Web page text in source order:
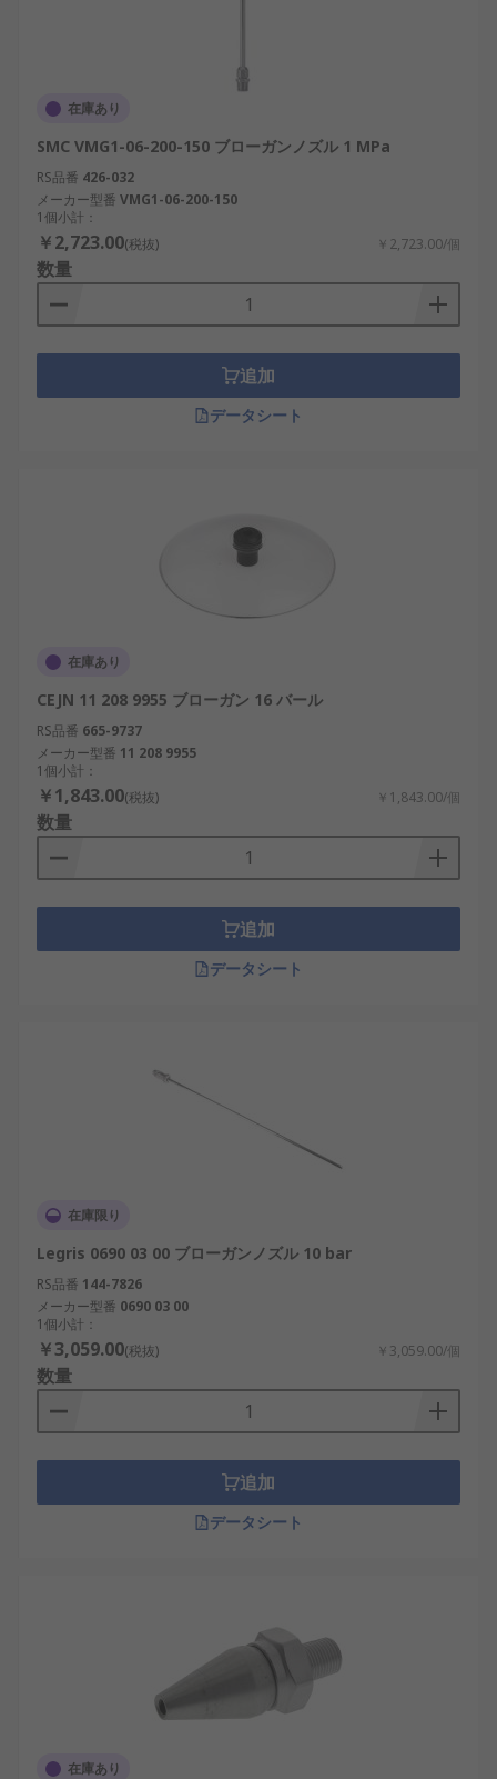
在庫あり
SMC VMG1-06-200-150 ブローガンノズル 1 MPa
RS品番 426-032
メーカー型番 VMG1-06-200-150
1個小計：
￥2,723.00(税抜) ￥2,723.00/個
数量
追加
データシート
在庫あり
CEJN 11 208 9955 ブローガン 16 バール
RS品番 665-9737
メーカー型番 11 208 9955
1個小計：
￥1,843.00(税抜) ￥1,843.00/個
数量
追加
データシート
在庫限り
Legris 0690 03 00 ブローガンノズル 10 bar
RS品番 144-7826
メーカー型番 0690 03 00
1個小計：
￥3,059.00(税抜) ￥3,059.00/個
数量
追加
データシート
在庫あり